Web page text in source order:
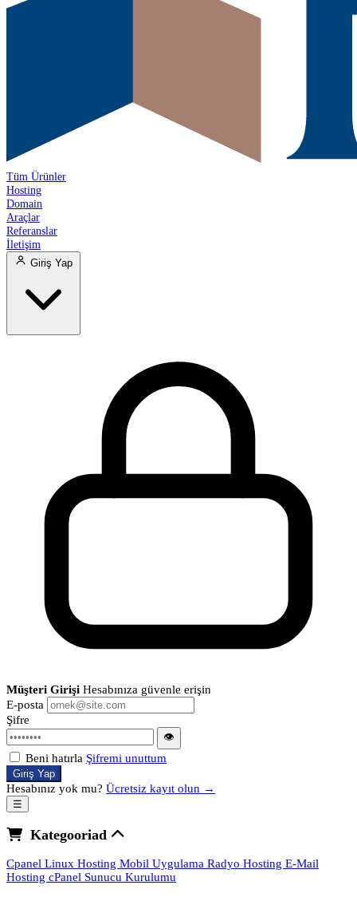
Tüm Ürünler
Hosting
Domain
Araçlar
Referanslar
İletişim
Giriş Yap
Müşteri Girişi Hesabınıza güvenle erişin
E-posta
Şifre
👁
Beni hatırla Şifremi unuttum
Giriş Yap
Hesabınız yok mu? Ücretsiz kayıt olun →
☰
Kategooriad
Cpanel Linux Hosting Mobil Uygulama Radyo Hosting E-Mail
Hosting cPanel Sunucu Kurulumu